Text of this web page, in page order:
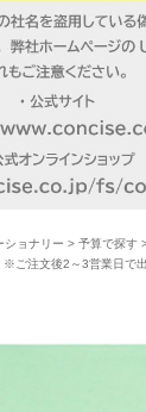
ショナリー > 予算で探す
※ご注文後2～3営業日で